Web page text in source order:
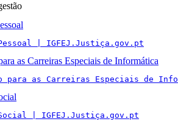
| IGFEJ.Justiça.gov.pt
as Carreiras Especiais de Informática
para as Carreiras Especiais de
| IGFEJ.Justiça.gov.pt